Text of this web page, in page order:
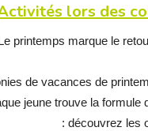
lors des
printemps marque le
de vacances de
jeune trouve la
: découvrez les